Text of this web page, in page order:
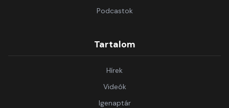
Podcastok
Tartalom
Hírek
Videók
Igenaptár